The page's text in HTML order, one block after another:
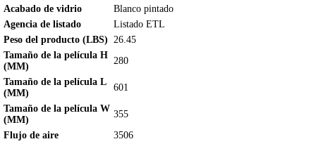
Acabado de vidrio
Blanco pintado
Agencia de listado
Listado ETL
Peso del producto (LBS)
26.45
Tamaño de la película H
(MM)
280
Tamaño de la película L
(MM)
601
Tamaño de la película W
(MM)
355
Flujo de aire
3506